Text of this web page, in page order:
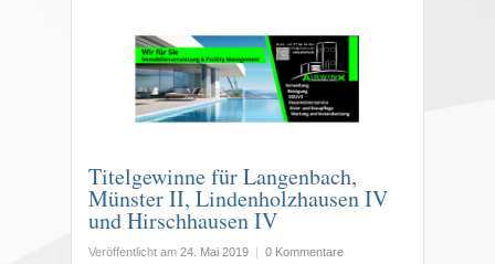
Titelgewinne für Langenbach,
Münster II, Lindenholzhausen IV
und Hirschhausen IV
Veröffentlicht am 24. Mai 2019 | 0 Kommentare